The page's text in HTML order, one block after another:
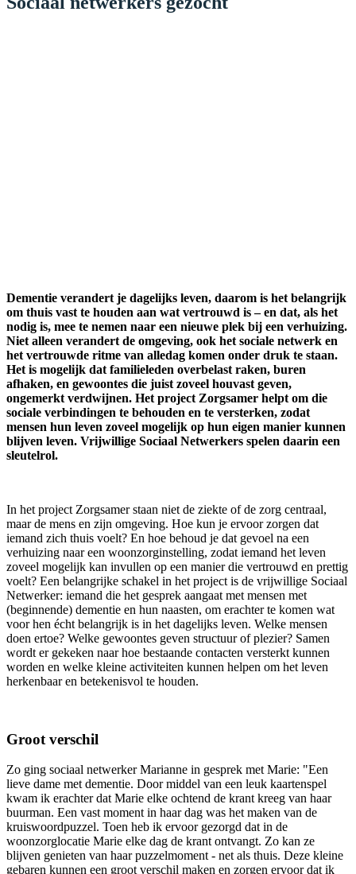
Dementie verandert je dagelijks leven, daarom is het belangrijk
om thuis vast te houden aan wat vertrouwd is – en dat, als het
nodig is, mee te nemen naar een nieuwe plek bij een verhuizing.
Niet alleen verandert de omgeving, ook het sociale netwerk en
het vertrouwde ritme van alledag komen onder druk te staan.
Het is mogelijk dat familieleden overbelast raken, buren
afhaken, en gewoontes die juist zoveel houvast geven,
ongemerkt verdwijnen. Het project Zorgsamer helpt om die
sociale verbindingen te behouden en te versterken, zodat
mensen hun leven zoveel mogelijk op hun eigen manier kunnen
blijven leven. Vrijwillige Sociaal Netwerkers spelen daarin een
sleutelrol.
In het project Zorgsamer staan niet de ziekte of de zorg centraal,
maar de mens en zijn omgeving. Hoe kun je ervoor zorgen dat
iemand zich thuis voelt? En hoe behoud je dat gevoel na een
verhuizing naar een woonzorginstelling, zodat iemand het leven
zoveel mogelijk kan invullen op een manier die vertrouwd en prettig
voelt? Een belangrijke schakel in het project is de vrijwillige Sociaal
Netwerker: iemand die het gesprek aangaat met mensen met
(beginnende) dementie en hun naasten, om erachter te komen wat
voor hen écht belangrijk is in het dagelijks leven. Welke mensen
doen ertoe? Welke gewoontes geven structuur of plezier? Samen
wordt er gekeken naar hoe bestaande contacten versterkt kunnen
worden en welke kleine activiteiten kunnen helpen om het leven
herkenbaar en betekenisvol te houden.
Groot verschil
Zo ging sociaal netwerker Marianne in gesprek met Marie: "Een
lieve dame met dementie. Door middel van een leuk kaartenspel
kwam ik erachter dat Marie elke ochtend de krant kreeg van haar
buurman. Een vast moment in haar dag was het maken van de
kruiswoordpuzzel. Toen heb ik ervoor gezorgd dat in de
woonzorglocatie Marie elke dag de krant ontvangt. Zo kan ze
blijven genieten van haar puzzelmoment - net als thuis. Deze kleine
gebaren kunnen een groot verschil maken en zorgen ervoor dat ik